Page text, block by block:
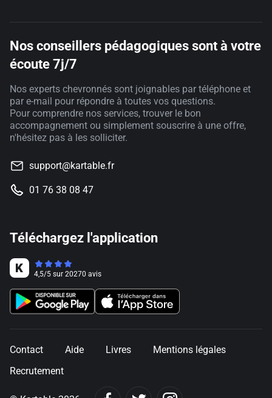
Nos conseillers pédagogiques sont à votre
écoute 7j/7
Nos experts chevronnés sont joignables par téléphone et
par e-mail pour répondre à toutes vos questions.
Pour comprendre nos services, trouver le bon
accompagnement ou simplement souscrire à une offre,
n'hésitez pas à les solliciter.
support@kartable.fr
01 76 38 08 47
Téléchargez l'application
4,5/5 sur 20270 avis
Contact Aide Livres
Mentions légales
Recrutement